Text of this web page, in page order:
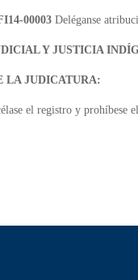
00003Deléganse
Y JUSTICIA
LA JUDICATURA:
el registro y prohíbese